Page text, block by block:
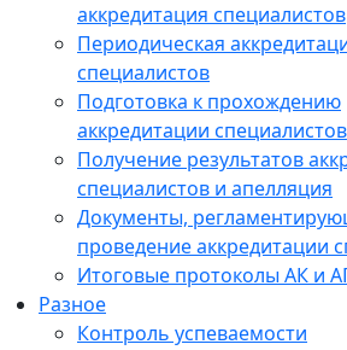
аккредитация специалистов
Периодическая
специалистов
Подготовка к прохождению
аккредитации специалистов
Получение результатов
специалистов и апелляция
Документы,
проведение аккредитации
Итоговые протоколы АК и
Разное
Контроль успеваемости